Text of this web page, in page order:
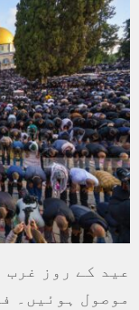
عید کے روز
موصول ہوئیں۔